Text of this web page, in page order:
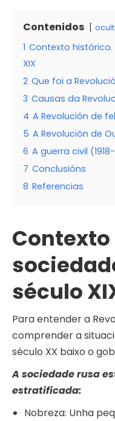
Contenidos
1 Contexto
XIX
2 Que foi a
3 Causas da
4 A Revolución de
5 A Revolución de
6 A guerra civil (1918-
7 Conclusións
8 Referencias
século
Para entender a
comprender a
século XX baixo o
A sociedade rusa
estratificada:
Nobreza: Unha